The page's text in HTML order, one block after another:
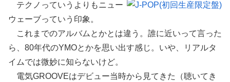
テクノっていうよりもニュー
ウェーブっていう印象。
これまでのアルバムとかとは違う。誰に近いって言った
ら、80年代のYMOとかを思い出す感じ。いや、リアルタ
イムでは微妙に知らないけど。
電気GROOVEはデビュー当時から見てきた（聴いてき